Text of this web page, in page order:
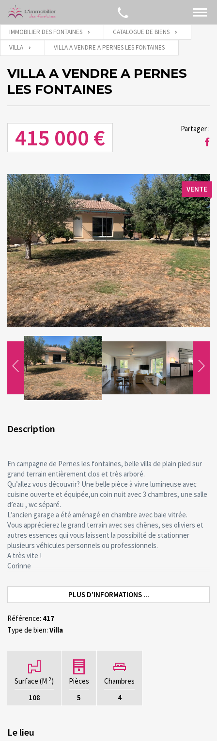
IMMOBILIER DES FONTAINES
CATALOGUE DE BIENS
VILLA
VILLA A VENDRE A PERNES LES FONTAINES
VILLA A VENDRE A PERNES
LES FONTAINES
415 000 € Partager :
VENTE
Description
En campagne de Pernes les fontaines, belle villa de plain pied sur
grand terrain entièrement clos et très arboré.
Qu’allez vous découvrir? Une belle pièce à vivre lumineuse avec
cuisine ouverte et équipée,un coin nuit avec 3 chambres, une salle
d’eau , wc séparé.
L’ancien garage a été aménagé en chambre avec baie vitrée.
Vous apprécierez le grand terrain avec ses chênes, ses oliviers et
autres essences qui vous laissent la possibilté de stationner
plusieurs véhicules personnels ou professionnels.
A très vite !
Corinne
PLUS D’INFORMATIONS ...
Référence: 417
Type de bien: Villa
Surface (M 2)
108
Pièces
5
Chambres
4
Le lieu